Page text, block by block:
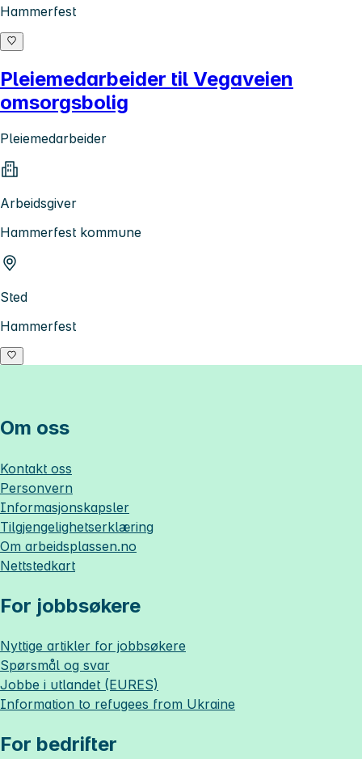
Hammerfest
Pleiemedarbeider til Vegaveien
omsorgsbolig
Pleiemedarbeider
Arbeidsgiver
Hammerfest kommune
Sted
Hammerfest
Om oss
Kontakt oss
Personvern
Informasjonskapsler
Tilgjengelighetserklæring
Om arbeidsplassen.no
Nettstedkart
For jobbsøkere
Nyttige artikler for jobbsøkere
Spørsmål og svar
Jobbe i utlandet (EURES)
Information to refugees from Ukraine
For bedrifter